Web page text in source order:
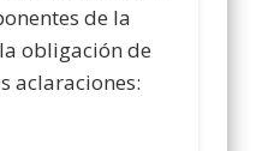
de la
obligación de
aclaraciones: